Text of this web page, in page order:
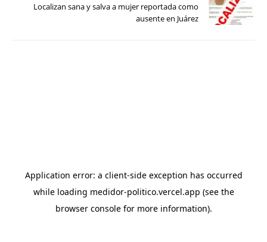
Localizan sana y salva a mujer reportada como
ausente en Juárez